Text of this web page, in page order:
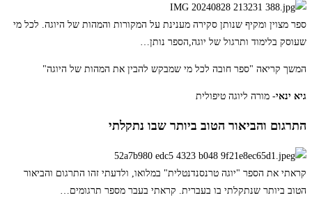
ספר מצוין ומקיף שנותן סקירה מענינת על המקורות והמהות של היוגה. לכל מי
שעוסק בלימוד ותרגול של יוגה,הספר נותן…
המשך קריאה"ספר חובה לכל מי שמבקש להבין את המהות של היוגה"
גיא ינאי- מורה ליוגה טיפולית
התרגום והביאור הטוב ביותר שבו נתקלתי
קראתי את הספר "יוגה טרנסנדנטלית" במלואו, ולדעתי זהו התרגום והביאור
הטוב ביותר שנתקלתי בו בעברית. קראתי בעבר מספר תרגומים…